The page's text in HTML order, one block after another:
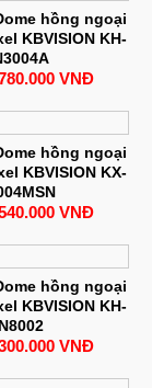
hồng ngoại
KBVISION KH-
VNĐ
hồng ngoại
KBVISION KX-
VNĐ
hồng ngoại
KBVISION KH-
N8002
VNĐ